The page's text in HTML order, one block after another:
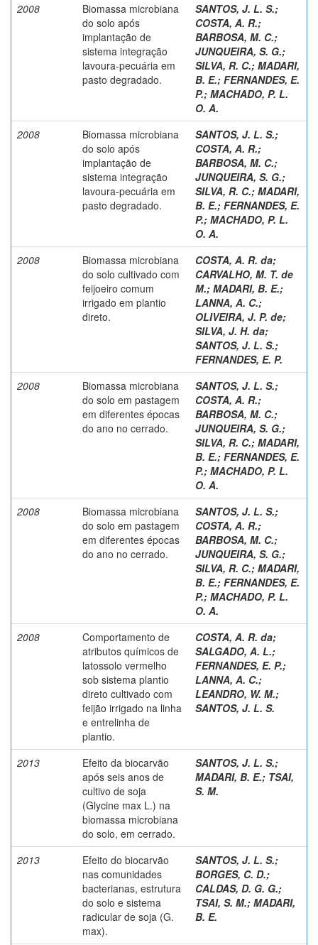
2008
Biomassa microbiana
do solo após
implantação de
sistema integração
lavoura-pecuária em
pasto degradado.
SANTOS, J. L. S.;
COSTA, A. R.;
BARBOSA, M. C.;
JUNQUEIRA, S. G.;
SILVA, R. C.; MADARI,
B. E.; FERNANDES, E.
P.; MACHADO, P. L.
O. A.
2008
Biomassa microbiana
do solo após
implantação de
sistema integração
lavoura-pecuária em
pasto degradado.
SANTOS, J. L. S.;
COSTA, A. R.;
BARBOSA, M. C.;
JUNQUEIRA, S. G.;
SILVA, R. C.; MADARI,
B. E.; FERNANDES, E.
P.; MACHADO, P. L.
O. A.
2008
Biomassa microbiana
do solo cultivado com
feijoeiro comum
irrigado em plantio
direto.
COSTA, A. R. da;
CARVALHO, M. T. de
M.; MADARI, B. E.;
LANNA, A. C.;
OLIVEIRA, J. P. de;
SILVA, J. H. da;
SANTOS, J. L. S.;
FERNANDES, E. P.
2008
Biomassa microbiana
do solo em pastagem
em diferentes épocas
do ano no cerrado.
SANTOS, J. L. S.;
COSTA, A. R.;
BARBOSA, M. C.;
JUNQUEIRA, S. G.;
SILVA, R. C.; MADARI,
B. E.; FERNANDES, E.
P.; MACHADO, P. L.
O. A.
2008
Biomassa microbiana
do solo em pastagem
em diferentes épocas
do ano no cerrado.
SANTOS, J. L. S.;
COSTA, A. R.;
BARBOSA, M. C.;
JUNQUEIRA, S. G.;
SILVA, R. C.; MADARI,
B. E.; FERNANDES, E.
P.; MACHADO, P. L.
O. A.
2008
Comportamento de
atributos químicos de
latossolo vermelho
sob sistema plantio
direto cultivado com
feijão irrigado na linha
e entrelinha de
plantio.
COSTA, A. R. da;
SALGADO, A. L.;
FERNANDES, E. P.;
LANNA, A. C.;
LEANDRO, W. M.;
SANTOS, J. L. S.
2013
Efeito da biocarvão
após seis anos de
cultivo de soja
(Glycine max L.) na
biomassa microbiana
do solo, em cerrado.
SANTOS, J. L. S.;
MADARI, B. E.; TSAI,
S. M.
2013
Efeito do biocarvão
nas comunidades
bacterianas, estrutura
do solo e sistema
radicular de soja (G.
max).
SANTOS, J. L. S.;
BORGES, C. D.;
CALDAS, D. G. G.;
TSAI, S. M.; MADARI,
B. E.